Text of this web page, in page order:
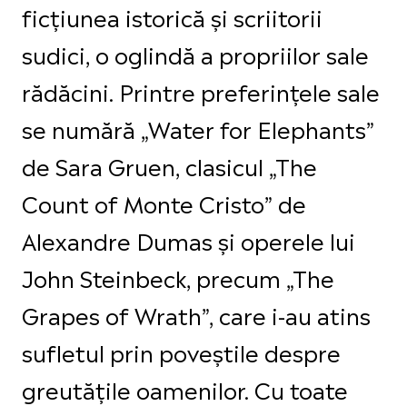
ficțiunea istorică și scriitorii
sudici, o oglindă a propriilor sale
rădăcini. Printre preferințele sale
se numără „Water for Elephants”
de Sara Gruen, clasicul „The
Count of Monte Cristo” de
Alexandre Dumas și operele lui
John Steinbeck, precum „The
Grapes of Wrath”, care i-au atins
sufletul prin poveștile despre
greutățile oamenilor. Cu toate